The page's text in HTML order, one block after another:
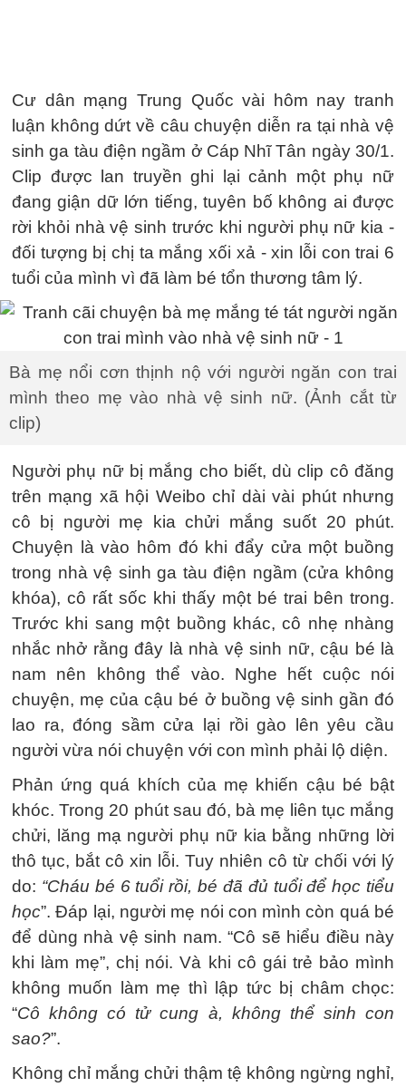
Cư dân mạng Trung Quốc vài hôm nay tranh
luận không dứt về câu chuyện diễn ra tại nhà vệ
sinh ga tàu điện ngầm ở Cáp Nhĩ Tân ngày 30/1.
Clip được lan truyền ghi lại cảnh một phụ nữ
đang giận dữ lớn tiếng, tuyên bố không ai được
rời khỏi nhà vệ sinh trước khi người phụ nữ kia -
đối tượng bị chị ta mắng xối xả - xin lỗi con trai 6
tuổi của mình vì đã làm bé tổn thương tâm lý.
Bà mẹ nổi cơn thịnh nộ với người ngăn con trai
mình theo mẹ vào nhà vệ sinh nữ. (Ảnh cắt từ
clip)
Người phụ nữ bị mắng cho biết, dù clip cô đăng
trên mạng xã hội Weibo chỉ dài vài phút nhưng
cô bị người mẹ kia chửi mắng suốt 20 phút.
Chuyện là vào hôm đó khi đẩy cửa một buồng
trong nhà vệ sinh ga tàu điện ngầm (cửa không
khóa), cô rất sốc khi thấy một bé trai bên trong.
Trước khi sang một buồng khác, cô nhẹ nhàng
nhắc nhở rằng đây là nhà vệ sinh nữ, cậu bé là
nam nên không thể vào. Nghe hết cuộc nói
chuyện, mẹ của cậu bé ở buồng vệ sinh gần đó
lao ra, đóng sầm cửa lại rồi gào lên yêu cầu
người vừa nói chuyện với con mình phải lộ diện.
Phản ứng quá khích của mẹ khiến cậu bé bật
khóc. Trong 20 phút sau đó, bà mẹ liên tục mắng
chửi, lăng mạ người phụ nữ kia bằng những lời
thô tục, bắt cô xin lỗi. Tuy nhiên cô từ chối với lý
do: “Cháu bé 6 tuổi rồi, bé đã đủ tuổi để học tiểu
học”. Đáp lại, người mẹ nói con mình còn quá bé
để dùng nhà vệ sinh nam. “Cô sẽ hiểu điều này
khi làm mẹ”, chị nói. Và khi cô gái trẻ bảo mình
không muốn làm mẹ thì lập tức bị châm chọc:
“Cô không có tử cung à, không thể sinh con
sao?”.
Không chỉ mắng chửi thậm tệ không ngừng nghỉ,